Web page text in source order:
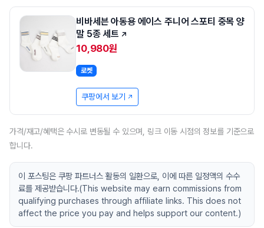
본문
비바세븐 아동용 에이스 주니어 스포티 중목 양
말 5종 세트
10,980원
로켓
쿠팡에서 보기
가격/재고/혜택은 수시로 변동될 수 있으며, 링크 이동 시점의 정보를 기준으로
합니다.
이 포스팅은 쿠팡 파트너스 활동의 일환으로, 이에 따른 일정액의 수수
료를 제공받습니다.(This website may earn commissions from
qualifying purchases through affiliate links. This does not
affect the price you pay and helps support our content.)